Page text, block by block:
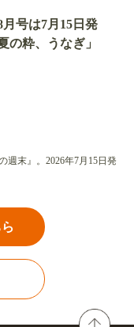
月号は7月15日発
粋、うなぎ」
週末』。2026年7月15日発